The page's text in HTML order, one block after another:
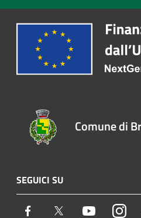
Comune di
SEGUICI SU
Facebook Twitter Youtube